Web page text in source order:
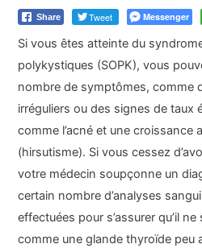
Share Tweet Messenger
Si vous êtes atteinte du
polykystiques (SOPK), vous
nombre de symptômes, comme
irréguliers ou des signes de taux
comme l’acné et une croissance
(hirsutisme). Si vous cessez
votre médecin soupçonne un
certain nombre d’analyses
effectuées pour s’assurer qu’il ne
comme une glande thyroïde peu